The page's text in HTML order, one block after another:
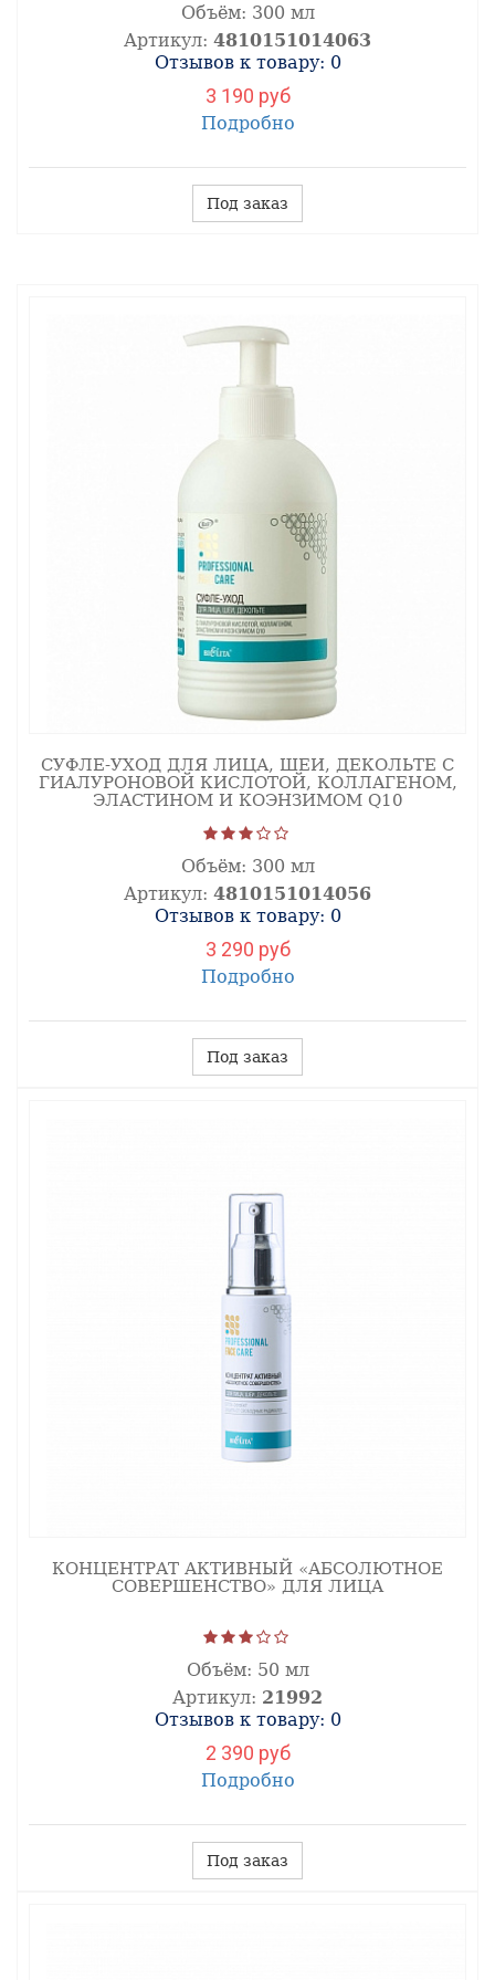
Объём: 300 мл
Артикул: 4810151014063
Отзывов к товару: 0
3 190 руб
Подробно
Под заказ
СУФЛЕ-УХОД ДЛЯ ЛИЦА, ШЕИ, ДЕКОЛЬТЕ С
ГИАЛУРОНОВОЙ КИСЛОТОЙ, КОЛЛАГЕНОМ,
ЭЛАСТИНОМ И КОЭНЗИМОМ Q10
Объём: 300 мл
Артикул: 4810151014056
Отзывов к товару: 0
3 290 руб
Подробно
Под заказ
КОНЦЕНТРАТ АКТИВНЫЙ «АБСОЛЮТНОЕ
СОВЕРШЕНСТВО» ДЛЯ ЛИЦА
Объём: 50 мл
Артикул: 21992
Отзывов к товару: 0
2 390 руб
Подробно
Под заказ